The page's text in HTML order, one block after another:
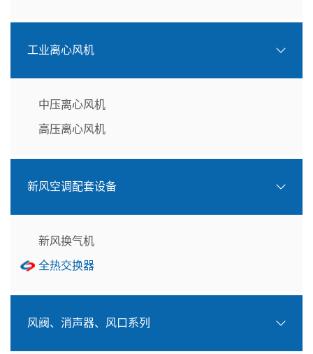
工业离心风机
中压离心风机
高压离心风机
新风空调配套设备
新风换气机
全热交换器
风阀、消声器、风口系列